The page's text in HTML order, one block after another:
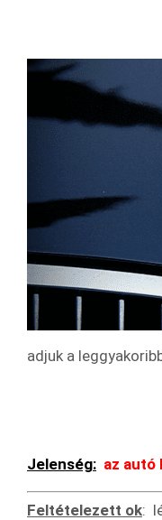
adjuk a
Jelenség: az autó
Feltételezett ok: